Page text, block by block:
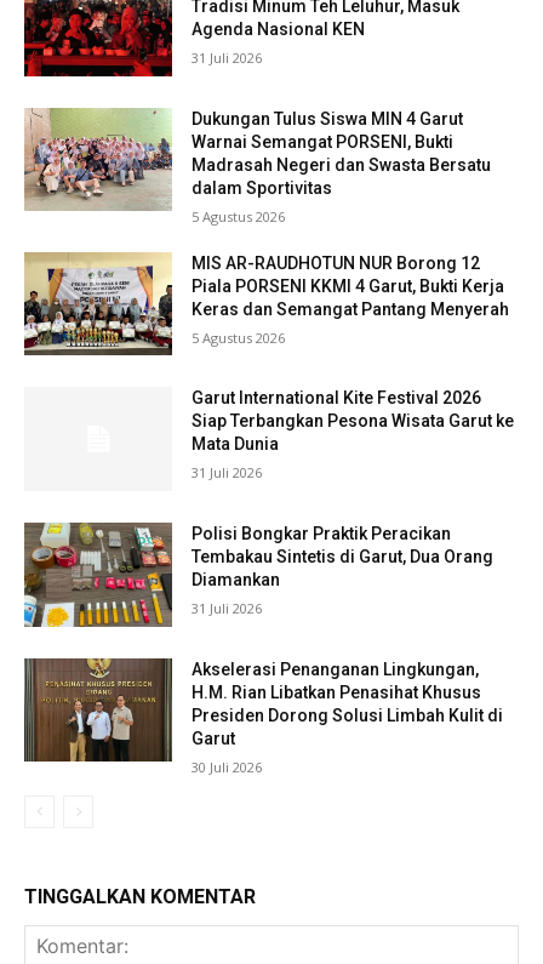
Tradisi Minum Teh Leluhur, Masuk
Agenda Nasional KEN
31 Juli 2026
Dukungan Tulus Siswa MIN 4 Garut
Warnai Semangat PORSENI, Bukti
Madrasah Negeri dan Swasta Bersatu
dalam Sportivitas
5 Agustus 2026
MIS AR-RAUDHOTUN NUR Borong 12
Piala PORSENI KKMI 4 Garut, Bukti Kerja
Keras dan Semangat Pantang Menyerah
5 Agustus 2026
Garut International Kite Festival 2026
Siap Terbangkan Pesona Wisata Garut ke
Mata Dunia
31 Juli 2026
Polisi Bongkar Praktik Peracikan
Tembakau Sintetis di Garut, Dua Orang
Diamankan
31 Juli 2026
Akselerasi Penanganan Lingkungan,
H.M. Rian Libatkan Penasihat Khusus
Presiden Dorong Solusi Limbah Kulit di
Garut
30 Juli 2026
TINGGALKAN KOMENTAR